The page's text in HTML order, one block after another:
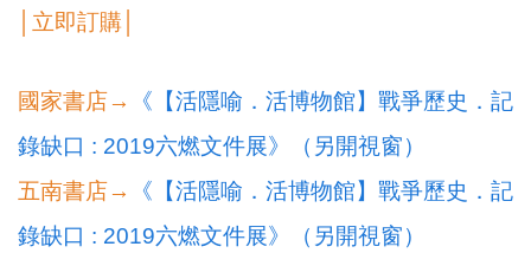
│立即訂購│
國家書店→
《【活隱喻．活博物館】戰爭歷史．記
錄缺口 : 2019六燃文件展》（另開視窗）
五南書店→
《【活隱喻．活博物館】戰爭歷史．記
錄缺口 : 2019六燃文件展》（另開視窗）